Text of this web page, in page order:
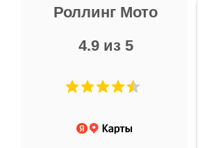
Роллинг Мото
4.9 из 5
Не понравились условия
и дают только на год)